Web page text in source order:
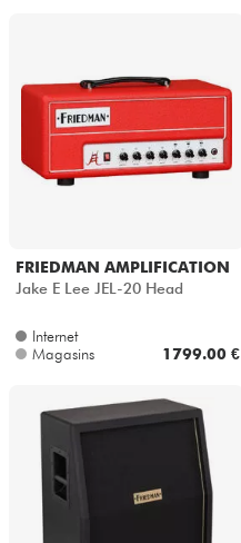
FRIEDMAN AMPLIFICATION
Jake E Lee JEL-20 Head
Internet
Magasins
1799.00 €